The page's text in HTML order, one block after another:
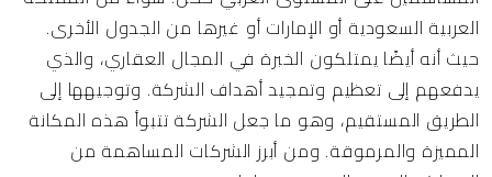
العربية السعودية أو الإمارات أو غيرها من الجدول الأخرى.
حيث أنه أيضًا يمتلكون الخبرة في المجال العقاري، والذي
يدفعهم إلى تعظيم وتمجيد أهداف الشركة. وتوجيهها إلى
الطريق المستقيم، وهو ما جعل الشركة تتبوأ هذه المكانة
المميزة والمرموقة. ومن أبرز الشركات المساهمة من